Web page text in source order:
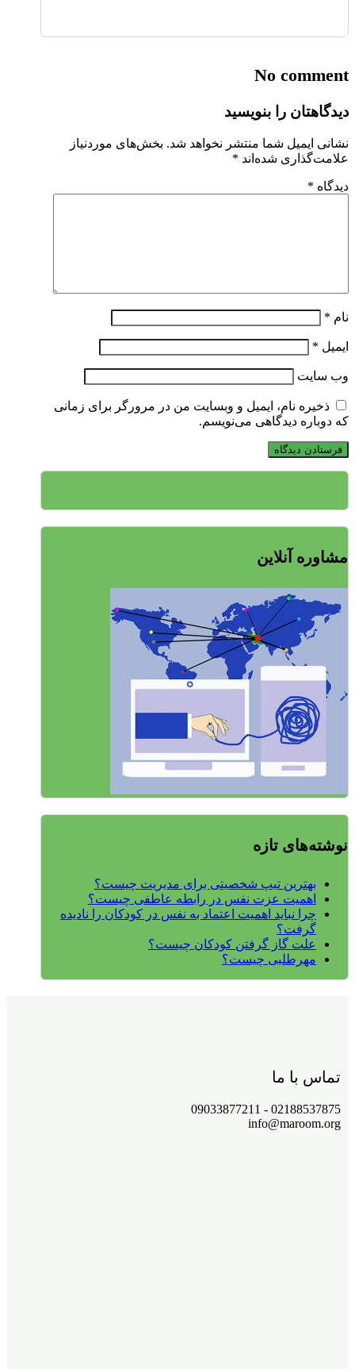
No comment
دیدگاهتان را بنویسید
نشانی ایمیل شما منتشر نخواهد شد. بخش‌های موردنیاز
علامت‌گذاری شده‌اند *
دیدگاه *
نام *
ایمیل *
وب‌ سایت
ذخیره نام، ایمیل و وبسایت من در مرورگر برای زمانی
که دوباره دیدگاهی می‌نویسم.
مشاوره آنلاین
نوشته‌های تازه
بهترین تیپ شخصیتی برای مدیریت چیست؟
اهمیت عزت نفس در رابطه عاطفی چیست؟
چرا نباید اهمیت اعتماد به نفس در کودکان را نادیده
گرفت؟
علت گاز گرفتن کودکان چیست؟
مهرطلبی چیست؟
تماس با ما
02188537875 - 09033877211
info@maroom.org